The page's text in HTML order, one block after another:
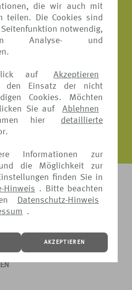
die wir auch mit
teilen. Die Cookies sind
notwendig,
Analyse- und
auf
Akzeptieren
den Einsatz der nicht
Cookies. Möchten
Sie auf
Ablehnen
hier
detaillierte
Informationen zur
und die Möglichkeit zur
finden Sie in
Hinweis . Bitte beachten
Datenschutz-Hinweis
.
AKZEPTIEREN
- 16:00 Uhr